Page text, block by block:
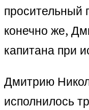
просительный
конечно же,
капитана при
Дмитрию
исполнилось